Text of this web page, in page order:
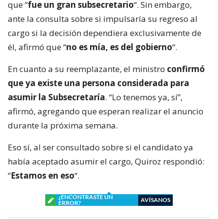
que “fue un gran subsecretario“. Sin embargo,
ante la consulta sobre si impulsaría su regreso al
cargo si la decisión dependiera exclusivamente de
él, afirmó que “no es mía, es del gobierno“.
En cuanto a su reemplazante, el ministro confirmó
que ya existe una persona considerada para
asumir la Subsecretaría. “Lo tenemos ya, sí”,
afirmó, agregando que esperan realizar el anuncio
durante la próxima semana.
Eso sí, al ser consultado sobre si el candidato ya
había aceptado asumir el cargo, Quiroz respondió:
“Estamos en eso“.
¿ENCONTRASTE UN
ERROR?
AVÍSANOS